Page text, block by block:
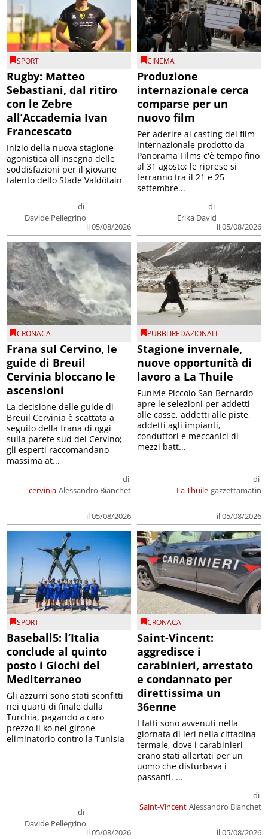
SPORT
Rugby: Matteo
Sebastiani, dal ritiro
con le Zebre
all’Accademia Ivan
Francescato
di
Davide Pellegrino
il 05/08/2026
Inizio della nuova stagione
agonistica all'insegna delle
soddisfazioni per il giovane
talento dello Stade Valdôtain
CINEMA
Produzione
internazionale cerca
comparse per un
nuovo film
di
Erika David
il 05/08/2026
Per aderire al casting del film
internazionale prodotto da
Panorama Films c'è tempo fino
al 31 agosto; le riprese si
terranno tra il 21 e 25
settembre...
CRONACA
Frana sul Cervino, le
guide di Breuil
Cervinia bloccano le
ascensioni
cervinia
di
Alessandro Bianchet
il 05/08/2026
La decisione delle guide di
Breuil Cervinia è scattata a
seguito della frana di oggi
sulla parete sud del Cervino;
gli esperti raccomandano
massima at...
PUBBLIREDAZIONALI
Stagione invernale,
nuove opportunità di
lavoro a La Thuile
La Thuile
di
gazzettamatin
il 05/08/2026
Funivie Piccolo San Bernardo
apre le selezioni per addetti
alle casse, addetti alle piste,
addetti agli impianti,
conduttori e meccanici di
mezzi batt...
SPORT
Baseball5: l’Italia
conclude al quinto
posto i Giochi del
Mediterraneo
di
Davide Pellegrino
il 05/08/2026
Gli azzurri sono stati sconfitti
nei quarti di finale dalla
Turchia, pagando a caro
prezzo il ko nel girone
eliminatorio contro la Tunisia
CRONACA
Saint-Vincent:
aggredisce i
carabinieri, arrestato
e condannato per
direttissima un
36enne
Saint-Vincent
di
Alessandro Bianchet
il 05/08/2026
I fatti sono avvenuti nella
giornata di ieri nella cittadina
termale, dove i carabinieri
erano stati allertati per un
uomo che disturbava i
passanti. ...